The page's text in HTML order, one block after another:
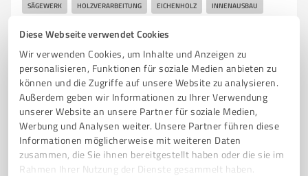
Diese Webseite verwendet Cookies
Wir verwenden Cookies, um Inhalte und Anzeigen zu
personalisieren, Funktionen für soziale Medien anbieten zu
können und die Zugriffe auf unsere Website zu analysieren.
Außerdem geben wir Informationen zu Ihrer Verwendung
unserer Website an unsere Partner für soziale Medien,
Werbung und Analysen weiter. Unsere Partner führen diese
Informationen möglicherweise mit weiteren Daten
zusammen, die Sie ihnen bereitgestellt haben oder die sie im
Rahmen Ihrer Nutzung der Dienste gesammelt haben.
SÄGEWERK HOLZVERARBEITUNG EICHENHOLZ INNENAUSBAU
Zur Fuchsenmühle 15, 97353
Wiesentheid/Reupelsdorf
info@saegewerk-mueller-gmbh.de
www.xn--sgewerk-mller-bfb28a.de/
4,60 / 5,00